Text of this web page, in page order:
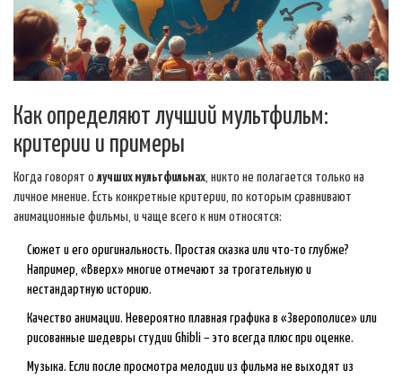
Как определяют лучший мультфильм:
критерии и примеры
Когда говорят олучших мультфильмах, никто не полагается только на
личное мнение. Есть конкретные критерии, по которым сравнивают
анимационные фильмы, и чаще всего к ним относятся:
Сюжет и его оригинальность. Простая сказка или что-то глубже?
Например, «Вверх» многие отмечают за трогательную и
нестандартную историю.
Качество анимации. Невероятно плавная графика в «Зверополисе» или
рисованные шедевры студии Ghibli – это всегда плюс при оценке.
Музыка. Если после просмотра мелодии из фильма не выходят из